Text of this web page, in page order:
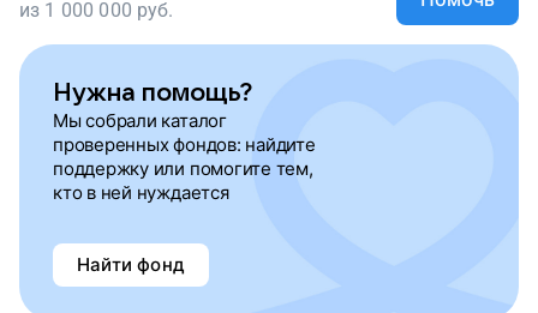
из 1 000 000 руб.
Нужна помощь?
Мы собрали каталог
проверенных фондов: найдите
поддержку или помогите тем,
кто в ней нуждается
Найти фонд